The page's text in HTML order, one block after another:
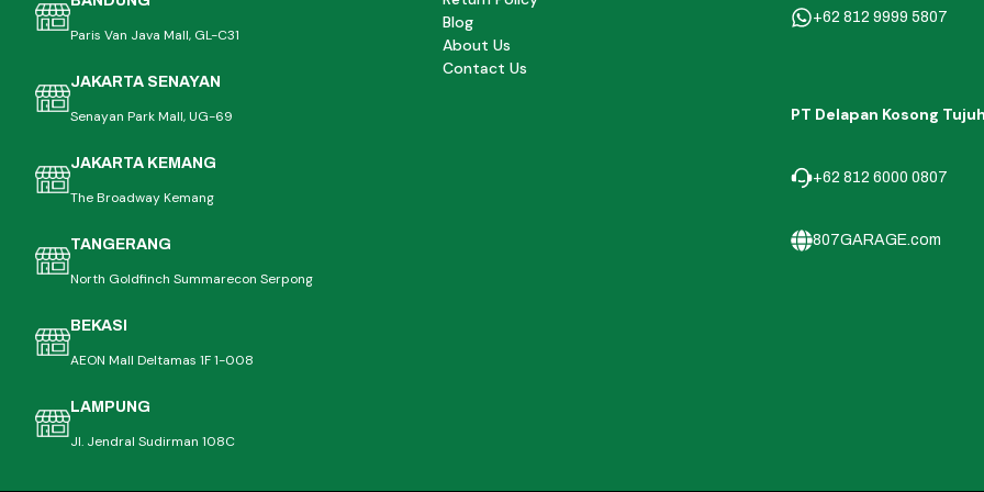
Paris Van Java Mall, GL-C31
JAKARTA SENAYAN
Senayan Park Mall, UG-69
JAKARTA KEMANG
The Broadway Kemang
TANGERANG
North Goldfinch Summarecon Serpong
BEKASI
AEON Mall Deltamas 1F 1-008
LAMPUNG
Jl. Jendral Sudirman 108C
Blog
About Us
Contact Us
+62 812 9999 5807
PT Delapan Kosong
+62 812 6000 0807
807GARAGE.com